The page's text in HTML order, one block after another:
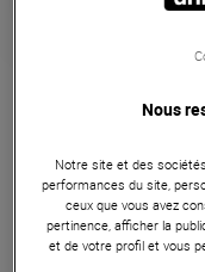
Accessoires DJ VJ
Le niveau à bulle
indispensable pour
plastique avec une
d'assurer
Nous
Notre site et des
performances du site,
ceux que vous avez
pertinence, afficher la
et de votre profil et vous